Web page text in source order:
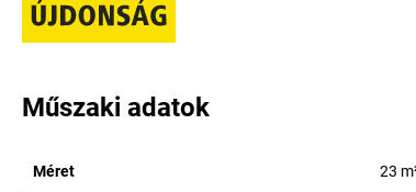
Műszaki adatok
Méret 23